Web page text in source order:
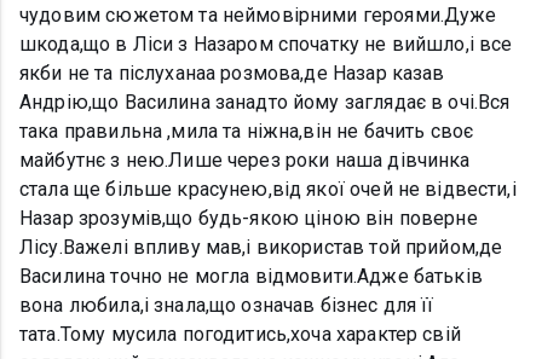
чудовим сюжетом та неймовірними героями.Дуже
шкода,що в Ліси з Назаром спочатку не вийшло,і все
якби не та післуханаа розмова,де Назар казав
Андрію,що Василина занадто йому заглядає в очі.Вся
така правильна ,мила та ніжна,він не бачить своє
майбутнє з нею.Лише через роки наша дівчинка
стала ще більше красунею,від якої очей не відвести,і
Назар зрозумів,що будь-якою ціною він поверне
Лісу.Важелі впливу мав,і використав той прийом,де
Василина точно не могла відмовити.Адже батьків
вона любила,і знала,що означав бізнес для її
тата.Тому мусила погодитись,хоча характер свій